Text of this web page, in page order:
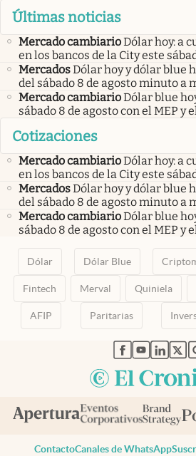
Últimas noticias
Mercado cambiarioDólar hoy: a
en los bancos de la City este
MercadosDólar hoy y dólar blue
del sábado 8 de agosto minuto a
Mercado cambiarioDólar blue
sábado 8 de agosto con el MEP y
Cotizaciones
Mercado cambiarioDólar hoy: a
en los bancos de la City este
MercadosDólar hoy y dólar blue
del sábado 8 de agosto minuto a
Mercado cambiarioDólar blue
sábado 8 de agosto con el MEP y
Dólar Dólar Blue
Fintech Merval Quiniela
AFIP Paritarias
abre enabre en
abre
ContactoCanales de WhatsApp